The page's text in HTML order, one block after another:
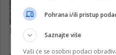
Pohrana i/ili pristup
Saznajte više
Vaši će se osobni podaci